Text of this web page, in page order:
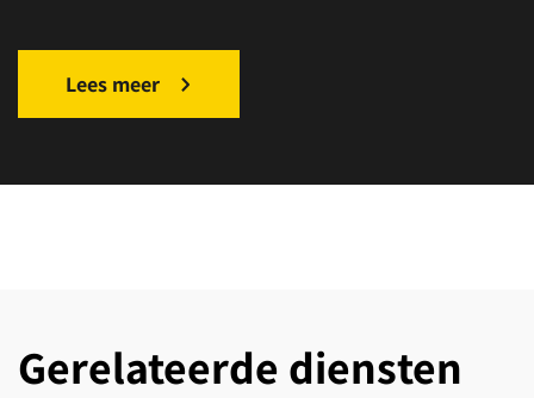
Lees meer
Gerelateerde diensten